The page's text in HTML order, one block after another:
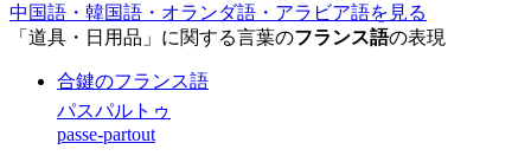
中国語・韓国語・オランダ語・アラビア語を見る
「道具・日用品」に関する言葉のフランス語の表現
合鍵のフランス語
パスパルトゥ
passe-partout